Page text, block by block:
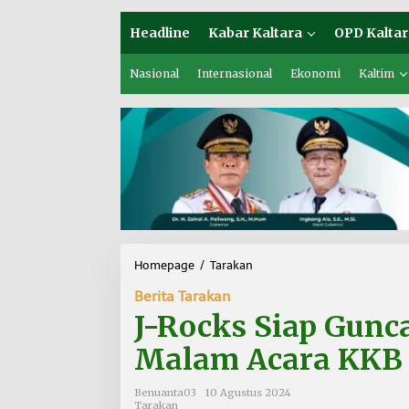
Headline Kabar Kaltara OPD
Nasional Internasional Ekonomi Kaltim
Homepage / Tarakan
o
c
k
s
i
Berita Tarakan
J-Rocks Siap
Malam Acara KKB
Benuanta03
10 Agustus 2024
Tarakan